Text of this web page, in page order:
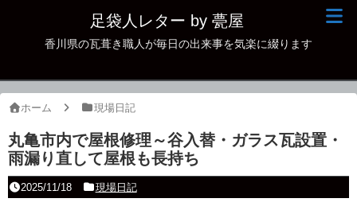
足袋人レター by 甍屋
香川県の瓦葺き職人が毎日の出来事を気楽に綴ります
ホーム 現場日記
丸亀市内で屋根修理～谷入替・ガラス瓦設置・
雨漏り直して屋根も長持ち
2025/11/18 現場日記
現場日記
古瓦
足袋人の仲間